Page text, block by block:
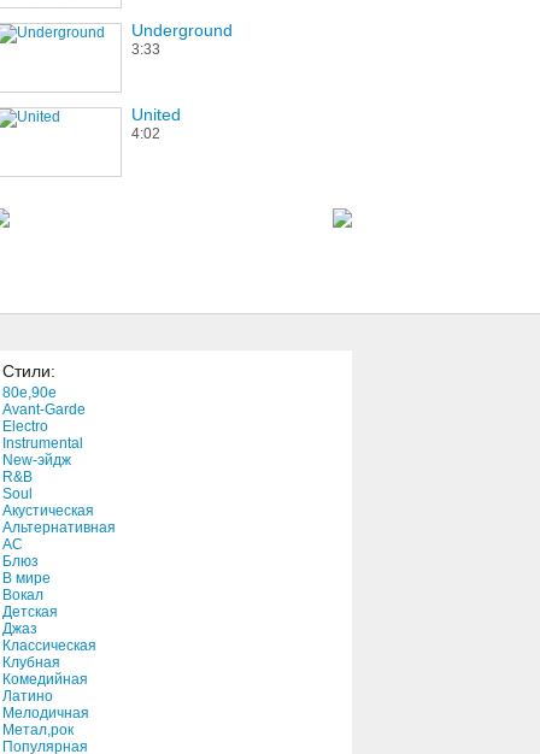
Underground
3:33
United
4:02
4:30
Стили:
80e,90e
Avant-Garde
Electro
Instrumental
New-эйдж
R&B
Soul
Акустическая
Альтернативная
АС
Блюз
В мире
Вокал
Детская
Джаз
Классическая
Клубная
Комедийная
Латино
Мелодичная
Метал,рок
Популярная